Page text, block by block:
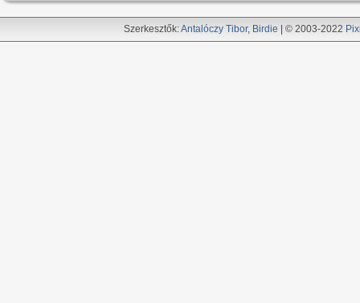
Szerkesztők:Antalóczy Tibor, Birdie | © 2003-2022